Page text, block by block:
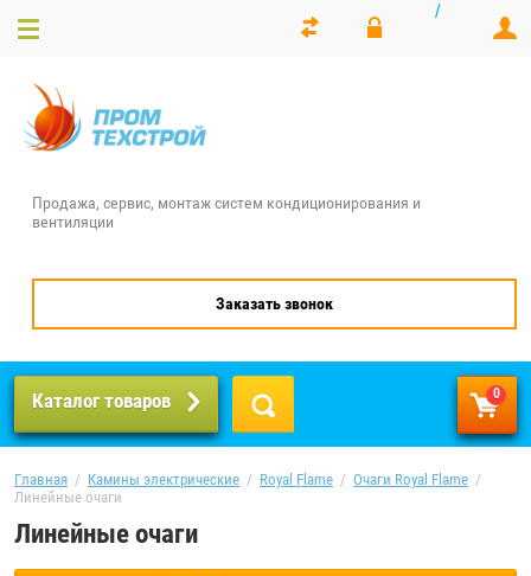
/
Продажа, сервис, монтаж систем кондиционирования и
вентиляции
Заказать звонок
Каталог товаров 0
Главная
  /
Камины электрические
  /
Royal Flame
  /
Очаги Royal Flame
  /
Линейные очаги
Линейные очаги